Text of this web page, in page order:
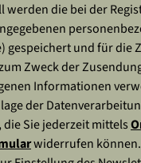
werden die bei der
gespeichert und für die
Zweck der
Informationen
der
Sie jederzeit mittels
widerrufen können.